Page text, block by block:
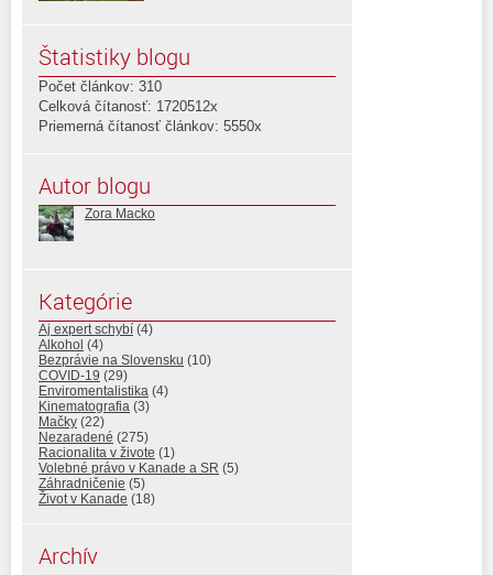
Štatistiky blogu
Počet článkov: 310
Celková čítanosť: 1720512x
Priemerná čítanosť článkov: 5550x
Autor blogu
Zora Macko
Kategórie
Aj expert schybí (4)
Alkohol (4)
Bezprávie na Slovensku (10)
COVID-19 (29)
Enviromentalistika (4)
Kinematografia (3)
Mačky (22)
Nezaradené (275)
Racionalita v živote (1)
Volebné právo v Kanade a SR (5)
Záhradničenie (5)
Život v Kanade (18)
Archív